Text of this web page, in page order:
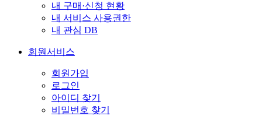
내 구매·신청 현황
내 서비스 사용권한
내 관심 DB
회원서비스
회원가입
로그인
아이디 찾기
비밀번호 찾기